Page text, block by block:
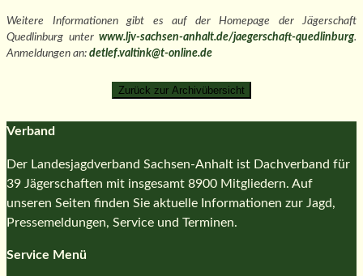
Weitere Informationen gibt es auf der Homepage der Jägerschaft
Quedlinburg unter www.ljv-sachsen-anhalt.de/jaegerschaft-quedlinburg.
Anmeldungen an: detlef.valtink@t-online.de
Verband
Der Landesjagdverband Sachsen-Anhalt ist Dachverband für
39 Jägerschaften mit insgesamt 8900 Mitgliedern. Auf
unseren Seiten finden Sie aktuelle Informationen zur Jagd,
Pressemeldungen, Service und Terminen.
Service Menü